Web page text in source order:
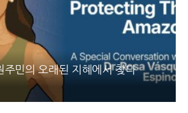
주민의 오래된 지혜에서 찾다